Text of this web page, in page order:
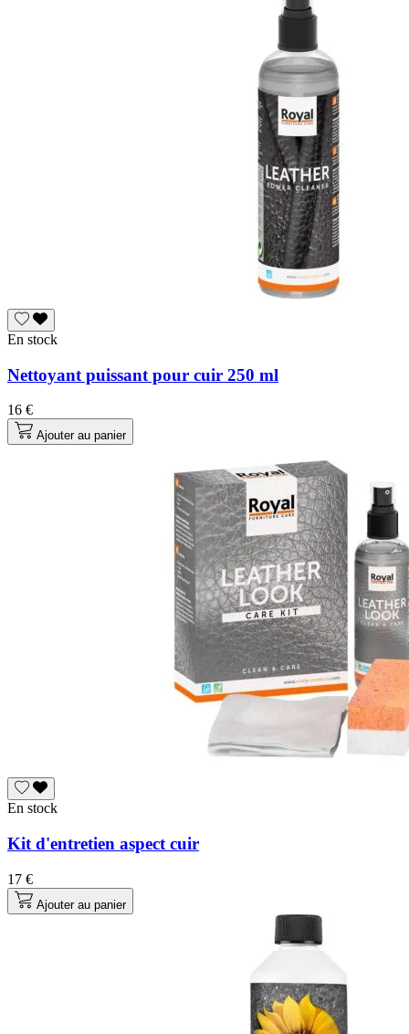
En stock
Nettoyant puissant pour cuir 250 ml
16 €
Ajouter au panier
En stock
Kit d'entretien aspect cuir
17 €
Ajouter au panier